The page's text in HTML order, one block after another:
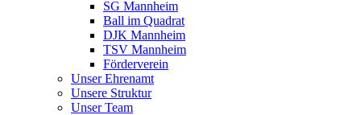
SG Mannheim
Ball im Quadrat
DJK Mannheim
TSV Mannheim
Förderverein
Unser Ehrenamt
Unsere Struktur
Unser Team